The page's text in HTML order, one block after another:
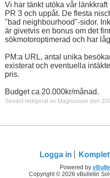
Vi har tänkt utöka vår
PR 3 och uppåt. De flesta
"bad neighbourhood"-sidor.
är givetvis en bonus om det
sökmotoroptimerad och har
PM:a URL, antal unika
existerat och eventuella
pris.
Budget ca 20.000kr/månad.
Senast redigerat av Magnusson den
Logga in
Powered by
Copyright © 2026 vBulletin